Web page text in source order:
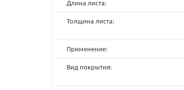
Длина листа:
Толщина листа:
Применение:
Вид покрытия: